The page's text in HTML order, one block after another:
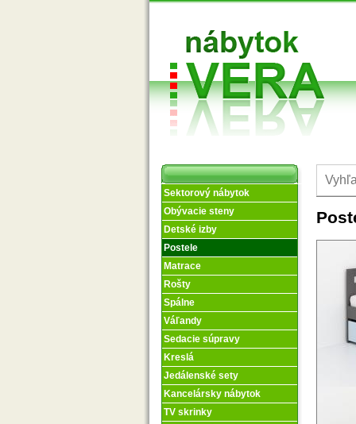
Sektorový nábytok
Obývacie steny
Detské izby
Postele
Matrace
Rošty
Spálne
Váľandy
Sedacie súpravy
Kreslá
Jedálenské sety
Kancelársky nábytok
TV skrinky